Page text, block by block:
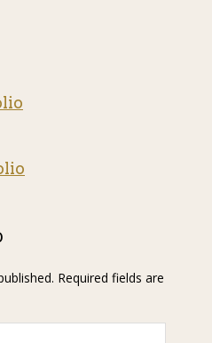
Required fields are